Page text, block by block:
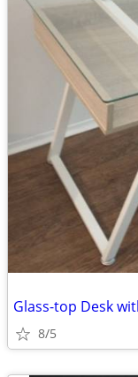
Glass-top Desk
8/5